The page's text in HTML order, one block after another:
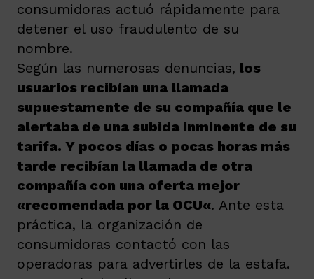
consumidoras actuó rápidamente para
detener el uso fraudulento de su
nombre.
Según las numerosas denuncias, los
usuarios recibían una llamada
supuestamente de su compañía que le
alertaba de una subida inminente de su
tarifa. Y pocos días o pocas horas más
tarde recibían la llamada de otra
compañía con una oferta mejor
«recomendada por la OCU«. Ante esta
práctica, la organización de
consumidoras contactó con las
operadoras para advertirles de la estafa.